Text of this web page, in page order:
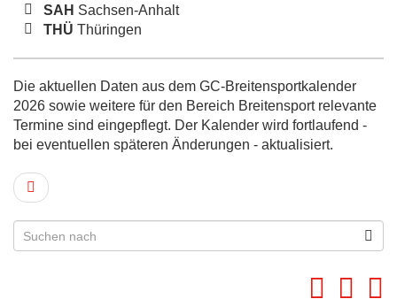
SAH Sachsen-Anhalt
THÜ Thüringen
Die aktuellen Daten aus dem GC-Breitensportkalender
2026 sowie weitere für den Bereich Breitensport relevante
Termine sind eingepflegt. Der Kalender wird fortlaufend -
bei eventuellen späteren Änderungen - aktualisiert.